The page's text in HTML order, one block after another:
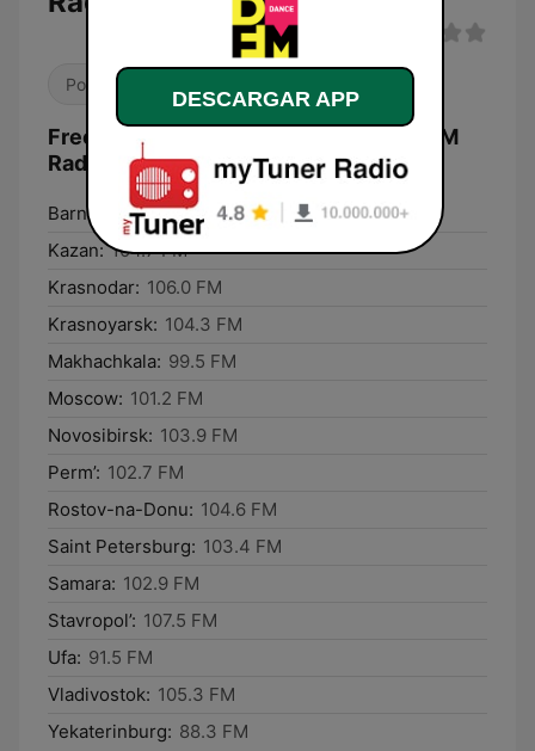
Pop / Top 40
Frecuencias DFM Радио 101.2 FM (DFM
Radio):
Barnaul:
102.4 FM
Kazan: 104.7 FM
Krasnodar: 106.0 FM
Krasnoyarsk: 104.3 FM
Makhachkala: 99.5 FM
Moscow: 101.2 FM
Novosibirsk: 103.9 FM
Perm’: 102.7 FM
Rostov-na-Donu: 104.6 FM
Saint Petersburg: 103.4 FM
Samara: 102.9 FM
Stavropol’: 107.5 FM
Ufa: 91.5 FM
Vladivostok: 105.3 FM
Yekaterinburg: 88.3 FM
DESCARGAR APP